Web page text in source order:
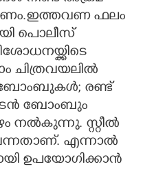
ഫലം
പൊലീസ്
ചിത്രവയലിൽ
ബോംബുകൾ; രണ്ട്
ബോംബും
നല്‍കുന്നു. സ്റ്റീൽ
എന്നാൽ
ഉപയോഗിക്കാൻ